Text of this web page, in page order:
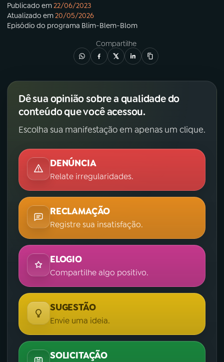
Publicado em22/06/2023
Atualizado em20/05/2026
Episódio do programa Blim-Blem-Blom
Compartilhe
Dê sua opinião sobre a qualidade do
conteúdo que você acessou.
Escolha sua manifestação em apenas um clique.
DENÚNCIA
Relate irregularidades.
RECLAMAÇÃO
Registre sua insatisfação.
ELOGIO
Compartilhe algo positivo.
SUGESTÃO
Envie uma ideia.
SOLICITAÇÃO